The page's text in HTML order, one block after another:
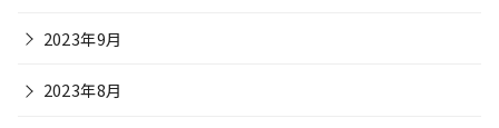
2023年9月
2023年8月